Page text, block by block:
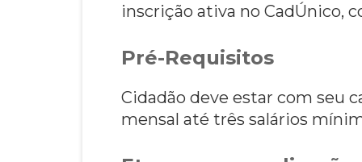
inscrição ativa no CadÚnico,
Pré-Requisitos
Cidadão deve estar com seu
mensal até três salários